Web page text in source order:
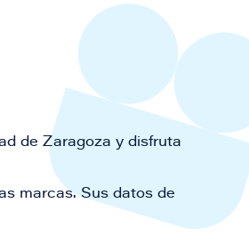
de Zaragoza y disfruta
marcas. Sus datos de